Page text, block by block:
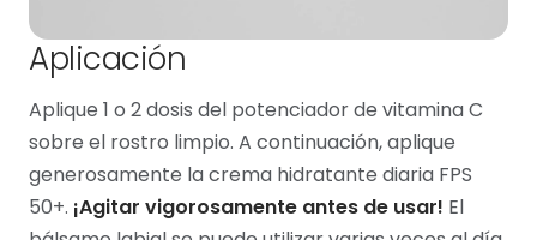
Aplicación
Aplique 1 o 2 dosis del potenciador de vitamina C
sobre el rostro limpio. A continuación, aplique
generosamente la crema hidratante diaria FPS
50+. ¡Agitar vigorosamente antes de usar! El